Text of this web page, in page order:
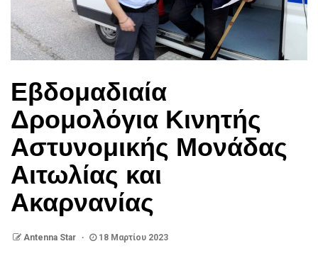
Εβδομαδιαία
Δρομολόγια Κινητής
Αστυνομικής Μονάδας
Αιτωλίας και
Ακαρνανίας
Antenna Star 18 Μαρτίου 2023